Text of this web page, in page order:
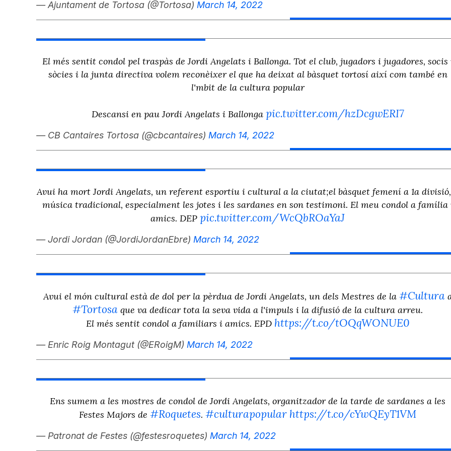
— Ajuntament de Tortosa (@Tortosa) March 14, 2022
El més sentit condol pel traspàs de Jordi Angelats i Ballonga. Tot el club, jugadors i jugadores, socis
sòcies i la junta directiva volem reconèixer el que ha deixat al bàsquet tortosí així com també en
l'mbit de la cultura popular
Descansi en pau Jordi Angelats i Ballonga pic.twitter.com/hzDcgwERI7
— CB Cantaires Tortosa (@cbcantaires) March 14, 2022
Avui ha mort Jordi Angelats, un referent esportiu i cultural a la ciutat;el bàsquet femení a 1a
música tradicional, especialment les jotes i les sardanes en son testimoni. El meu condol a família
amics. DEP pic.twitter.com/WcQbROaYaJ
— Jordi Jordan (@JordiJordanEbre) March 14, 2022
Avui el món cultural està de dol per la pèrdua de Jordi Angelats, un dels Mestres de la #Cultura
#Tortosa que va dedicar tota la seva vida a l'impuls i la difusió de la cultura arreu.
El més sentit condol a familiars i amics. EPD https://t.co/tOQqWONUE0
— Enric Roig Montagut (@ERoigM) March 14, 2022
Ens sumem a les mostres de condol de Jordi Angelats, organitzador de la tarde de sardanes a les
Festes Majors de #Roquetes. #culturapopular https://t.co/cYwQEyT1VM
— Patronat de Festes (@festesroquetes) March 14, 2022